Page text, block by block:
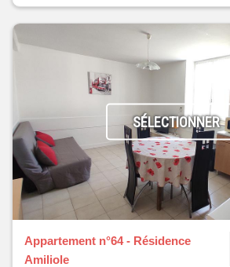
SÉLECTIONNER
Appartement n°64 - Résidence
Amiliole